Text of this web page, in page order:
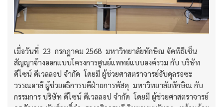
เมื่อวันที่ 23 กรกฎาคม 2568 มหาวิทยาลัยทักษิณ จัดพิธีเซ็น
สัญญาจ้างออกแบบโครงการศูนย์แพทย์แบบองค์รวม กับ บริษัท
ดีไซน์ ดีเวลลอป จำกัด โดยมี ผู้ช่วยศาสตราจารย์อับดุลรอซะ
วรรณอาลี ผู้ช่วยอธิการบดีฝ่ายการพัสดุ มหาวิทยาลัยทักษิณ กับ
กรรมการ บริษัท ดีไซน์ ดีเวลลอป จำกัด โดยมี ผู้ช่วยศาสตราจารย์